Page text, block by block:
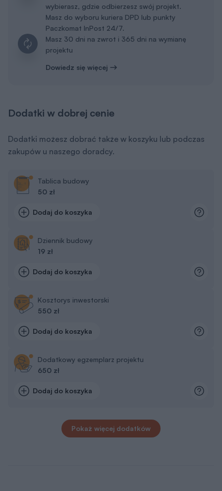
wybierasz, gdzie odbierzesz swój projekt.
Masz do wyboru kuriera DPD lub punkty
Paczkomat InPost 24/7.
Masz 30 dni na zwrot i 365 dni na wymianę
projektu
Dowiedz się więcej
Dodatki w dobrej cenie
Dodatki możesz dobrać także w koszyku lub podczas
zakupów u naszego doradcy.
Tablica budowy
50 zł
Dodaj do koszyka
Dziennik budowy
19 zł
Dodaj do koszyka
Kosztorys inwestorski
550 zł
Dodaj do koszyka
Dodatkowy egzemplarz projektu
650 zł
Dodaj do koszyka
Pokaż więcej dodatków